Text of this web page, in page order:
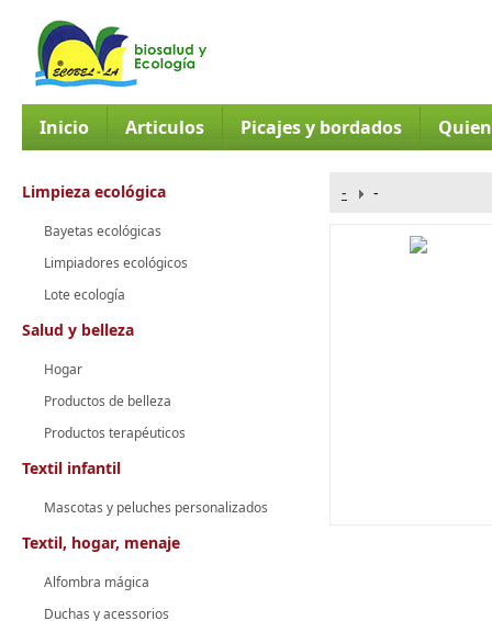
Inicio Articulos Picajes y bordados
Limpieza ecológica
Bayetas ecológicas
Limpiadores ecológicos
Lote ecología
Salud y belleza
Hogar
Productos de belleza
Productos terapéuticos
Textil infantil
Mascotas y peluches personalizados
Textil, hogar, menaje
Alfombra mágica
Duchas y acessorios
- -